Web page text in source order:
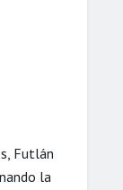
Futlán
la